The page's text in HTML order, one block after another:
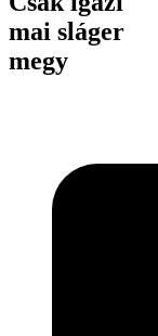
mai sláger
megy